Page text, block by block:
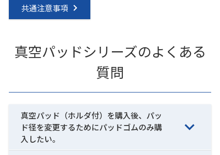
共通注意事項
真空パッドシリーズのよくある
質問
真空パッド（ホルダ付）を購入後、パッ
ド径を変更するためにパッドゴムのみ購
入したい。